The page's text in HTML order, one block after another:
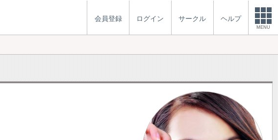
会員登録 ログイン サークル ヘルプ
MENU